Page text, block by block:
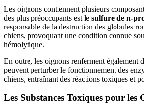
Les oignons contiennent plusieurs
des plus préoccupants est le sulfure de n-
responsable de la destruction des globules
chiens, provoquant une condition connue
hémolytique.
En outre, les oignons renferment également
peuvent perturber le fonctionnement des
chiens, entraînant des réactions toxiques et
Les Substances Toxiques pour les